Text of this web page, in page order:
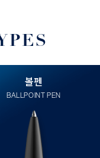
볼펜
BALLPOINT PEN